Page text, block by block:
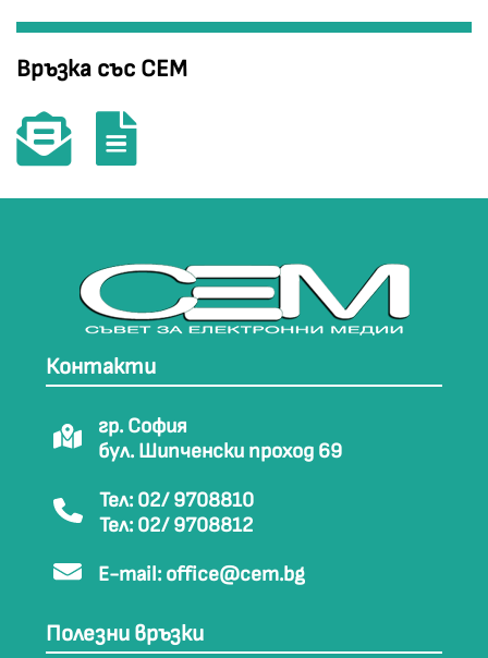
Връзка със СЕМ
Контакти
гр. София
бул. Шипченски проход 69
Тел: 02/ 9708810
Тел: 02/ 9708812
E-mail: office@cem.bg
Полезни връзки